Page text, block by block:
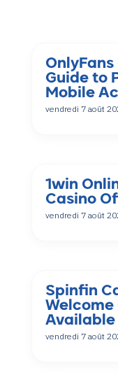
Guide to
Mobile
vendredi 7 août
1win
Casino
vendredi 7 août
Spinfin
Welcome
Available
vendredi 7 août